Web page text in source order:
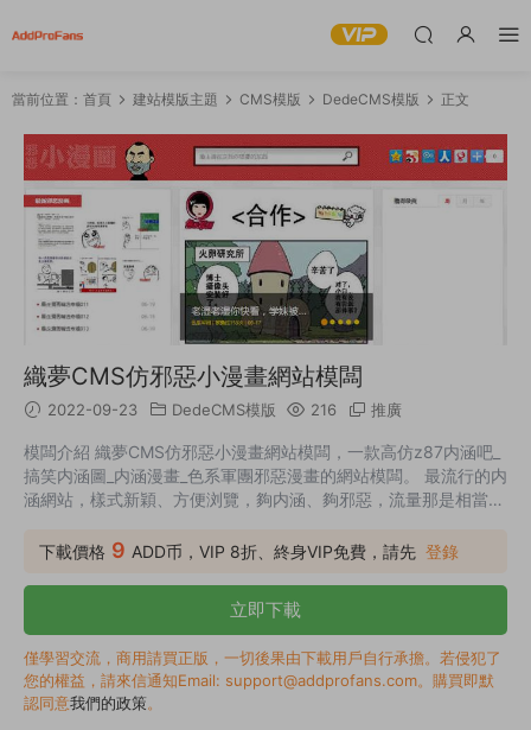
當前位置： 首頁 建站模版主題 CMS模版 DedeCMS模版 正文
織夢CMS仿邪惡小漫畫網站模闆
2022-09-23 DedeCMS模版 216 推廣
模闆介紹 織夢CMS仿邪惡小漫畫網站模闆，一款高仿z87内涵吧_
搞笑内涵圖_内涵漫畫_色系軍團邪惡漫畫的網站模闆。 最流行的内
涵網站，樣式新穎、方便浏覽，夠内涵、夠邪惡，流量那是相當的
錯，兼容所有主流浏覽器。本模闆基于最新的DEDECms 5.7 sp1
下載價格 9 ADD币，VIP 8折、終身VIP免費，請先 登錄
立即下載
僅學習交流，商用請買正版，一切後果由下載用戶自行承擔。若侵犯了
您的權益，請來信通知Email: support@addprofans.com。購買即默
認同意我們的政策。